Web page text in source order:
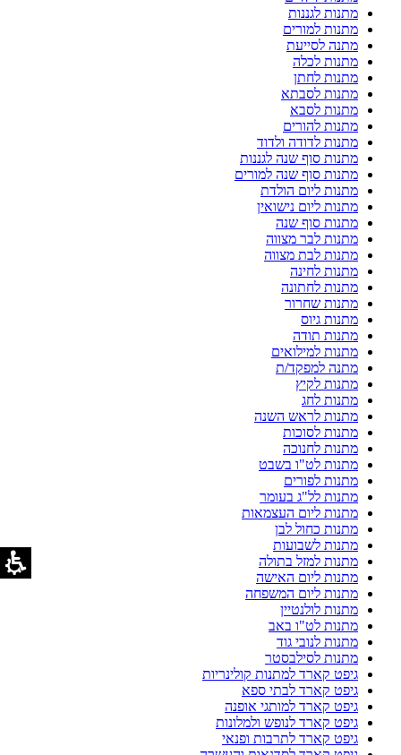
מתנות לגננות
מתנות למורים
מתנה לסייעת
מתנות לכלה
מתנות לחתן
מתנות לסבתא
מתנות לסבא
מתנות להורים
מתנות לדודה ולדוד
מתנות סוף שנה לגננות
מתנות סוף שנה למורים
מתנות ליום הולדת
מתנות ליום נישואין
מתנות סוף שנה
מתנות לבר מצווה
מתנות לבת מצווה
מתנות לחינה
מתנות לחתונה
מתנות שחרור
מתנות גיוס
מתנות תודה
מתנות למילואים
מתנה למפקד/ת
מתנות לקיץ
מתנות לחג
מתנות לראש השנה
מתנות לסוכות
מתנות לחנוכה
מתנות לט"ו בשבט
מתנות לפורים
מתנות לל"ג בעומר
מתנות ליום העצמאות
מתנות כחול לבן
מתנות לשבועות
מתנות למזל בתולה
מתנות ליום האישה
מתנות ליום המשפחה
מתנות לולנטיין
מתנות לט"ו באב
מתנות לנובי גוד
מתנות לסילבסטר
גיפט קארד למתנות קולינריות
גיפט קארד לבתי ספא
גיפט קארד למותגי אופנה
גיפט קארד לנופש ולמלונות
גיפט קארד לתרבות ופנאי